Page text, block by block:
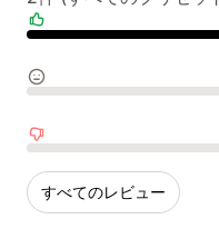
肯定的なレビュー
中間的なレビュー
否定的なレビュー
すべてのレビュー